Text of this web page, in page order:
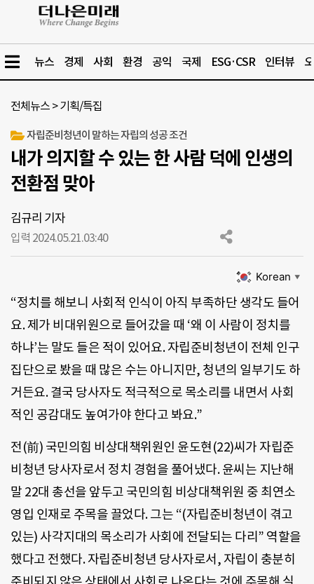
뉴스 경제 사회 환경 공익 국제 ESG·CSR 인터뷰
전체뉴스 >기획/특집
자립준비청년이 말하는 자립의 성공 조건
내가 의지할 수 있는 한 사람 덕에 인생의
전환점 맞아
김규리 기자
입력 2024.05.21.03:40
Korean ▼
“정치를 해보니 사회적 인식이 아직 부족하단 생각도 들어
요. 제가 비대위원으로 들어갔을 때 ‘왜 이 사람이 정치를
하냐’는 말도 들은 적이 있어요. 자립준비청년이 전체 인구
집단으로 봤을 때 많은 수는 아니지만, 청년의 일부기도 하
거든요. 결국 당사자도 적극적으로 목소리를 내면서 사회
적인 공감대도 높여가야 한다고 봐요.”
전(前) 국민의힘 비상대책위원인 윤도현(22)씨가 자립준
비청년 당사자로서 정치 경험을 풀어냈다. 윤씨는 지난해
말 22대 총선을 앞두고 국민의힘 비상대책위원 중 최연소
영입 인재로 주목을 끌었다. 그는 “(자립준비청년이 겪고
있는) 사각지대의 목소리가 사회에 전달되는 다리” 역할을
했다고 전했다. 자립준비청년 당사자로서, 자립이 충분히